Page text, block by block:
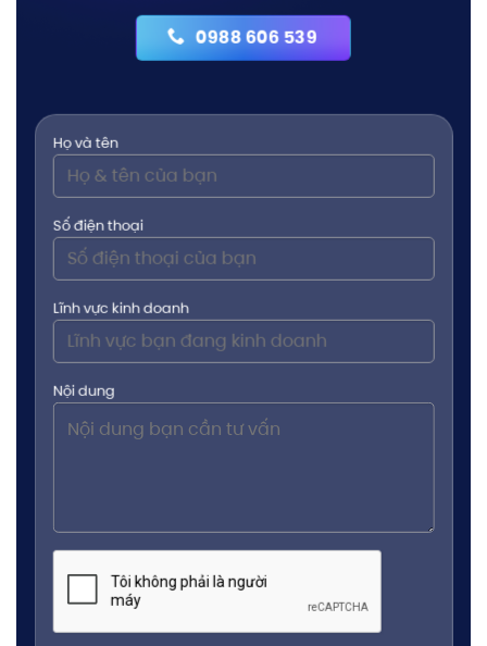
0988 606 539
Họ và tên
Số điện thoại
Lĩnh vực kinh doanh
Nội dung